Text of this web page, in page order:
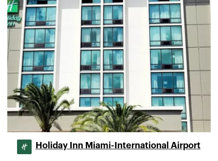
Holiday Inn Miami-International Airport